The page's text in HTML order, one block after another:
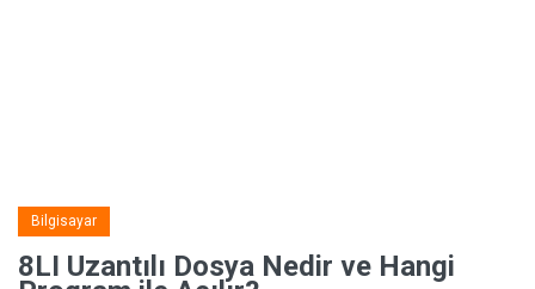
Bilgisayar
8LI Uzantılı Dosya Nedir ve Hangi